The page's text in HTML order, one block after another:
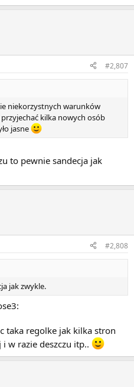
#2,807
niekorzystnych warunków
kilka nowych osób
jasne
to pewnie sandecja jak
#2,808
jak zwykle.
taka regolke jak kilka stron
w razie deszczu itp..